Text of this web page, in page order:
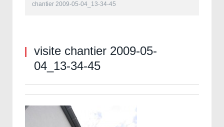
chantier 2009-05-04_13-34-45
visite chantier 2009-05-
04_13-34-45